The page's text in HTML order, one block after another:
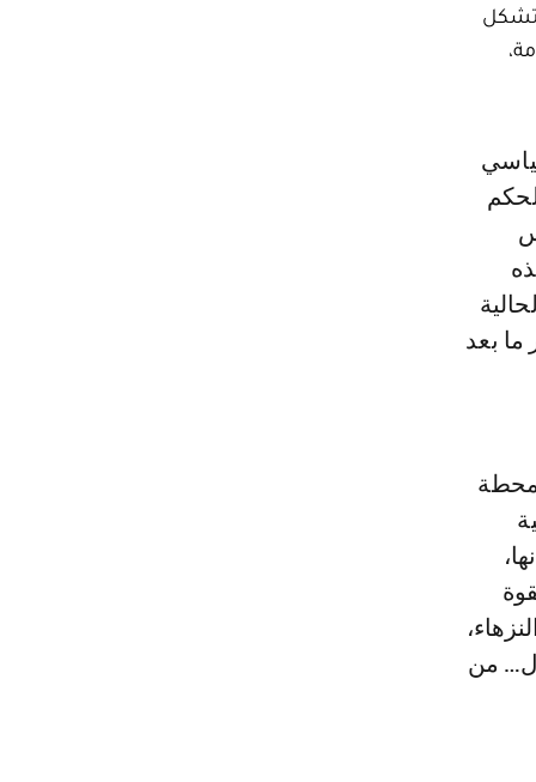
قال الأمين العام لحزب التقدم والاشتراكية، محمد نبيل بنعبد الله إن «محطة الانتخابات المقبلة لسنة 2026 تشكل
بعد
من